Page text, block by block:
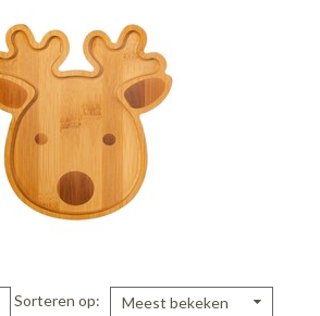
Sorteren op Meest bekeken